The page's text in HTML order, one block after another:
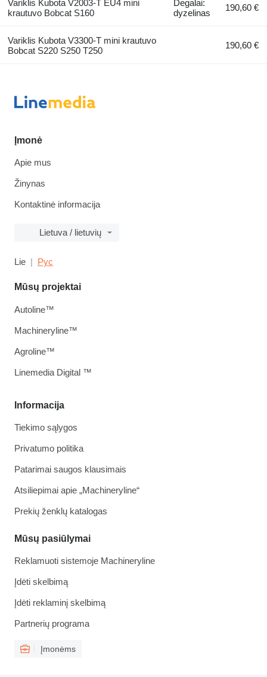
Variklis Kubota V2003-T EU4 mini
krautuvo Bobcat S160
Degalai:
dyzelinas
190,60 €
Variklis Kubota V3300-T mini krautuvo
Bobcat S220 S250 T250
190,60 €
Įmonė
Apie mus
Žinynas
Kontaktinė informacija
Lietuva / lietuvių
Lie Рус
Informacija
Tiekimo sąlygos
Privatumo politika
Patarimai saugos klausimais
Atsiliepimai apie „Machineryline“
Prekių ženklų katalogas
Mūsų pasiūlymai
Reklamuoti sistemoje Machineryline
Įdėti skelbimą
Įdėti reklaminį skelbimą
Partnerių programa
Įmonėms
Mūsų projektai
Autoline™
Machineryline™
Agroline™
Linemedia Digital ™